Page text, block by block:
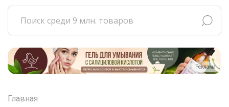
Реклама
Главная